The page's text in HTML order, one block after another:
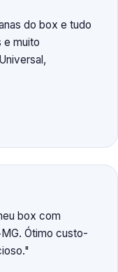
do box e tudo
e muito
box com
Ótimo custo-